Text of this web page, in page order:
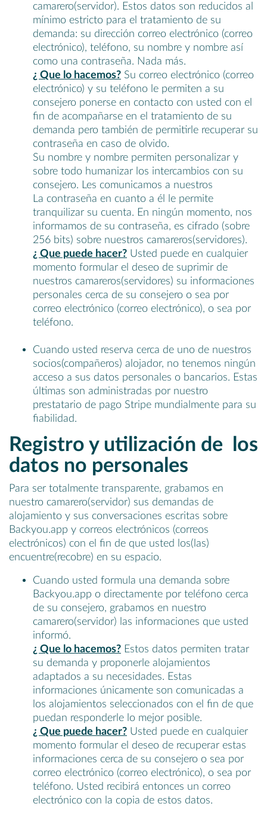
camarero(servidor). Estos datos son reducidos al
mínimo estricto para el tratamiento de su
demanda: su dirección correo electrónico (correo
electrónico), teléfono, su nombre y nombre así
como una contraseña. Nada más.
¿ Que lo hacemos? Su correo electrónico (correo
electrónico) y su teléfono le permiten a su
consejero ponerse en contacto con usted con el
fin de acompañarse en el tratamiento de su
demanda pero también de permitirle recuperar su
contraseña en caso de olvido.
Su nombre y nombre permiten personalizar y
sobre todo humanizar los intercambios con su
consejero. Les comunicamos a nuestros
La contraseña en cuanto a él le permite
tranquilizar su cuenta. En ningún momento, nos
informamos de su contraseña, es cifrado (sobre
256 bits) sobre nuestros camareros(servidores).
¿ Que puede hacer? Usted puede en cualquier
momento formular el deseo de suprimir de
nuestros camareros(servidores) su informaciones
personales cerca de su consejero o sea por
correo electrónico (correo electrónico), o sea por
teléfono.
Cuando usted reserva cerca de uno de nuestros
socios(compañeros) alojador, no tenemos ningún
acceso a sus datos personales o bancarios. Estas
últimas son administradas por nuestro
prestatario de pago Stripe mundialmente para su
fiabilidad.
Registro y utilización de los
datos no personales
Para ser totalmente transparente, grabamos en
nuestro camarero(servidor) sus demandas de
alojamiento y sus conversaciones escritas sobre
Backyou.app y correos electrónicos (correos
electrónicos) con el fin de que usted los(las)
encuentre(recobre) en su espacio.
Cuando usted formula una demanda sobre
Backyou.app o directamente por teléfono cerca
de su consejero, grabamos en nuestro
camarero(servidor) las informaciones que usted
informó.
¿ Que lo hacemos? Estos datos permiten tratar
su demanda y proponerle alojamientos
adaptados a su necesidades. Estas
informaciones únicamente son comunicadas a
los alojamientos seleccionados con el fin de que
puedan responderle lo mejor posible.
¿ Que puede hacer? Usted puede en cualquier
momento formular el deseo de recuperar estas
informaciones cerca de su consejero o sea por
correo electrónico (correo electrónico), o sea por
teléfono. Usted recibirá entonces un correo
electrónico con la copia de estos datos.